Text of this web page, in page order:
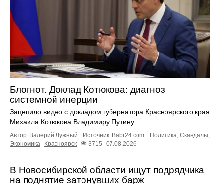
Блогнот. Доклад Котюкова: диагноз
системной инерции
Зацепило видео с докладом губернатора Красноярского края
Михаила Котюкова Владимиру Путину.
Автор: Валерий Лужный. Источник: Babr24.com. Политика, Скандалы,
Экономика
Красноярск 3715 07.08.2026
В Новосибирской области ищут подрядчика
на поднятие затонувших барж